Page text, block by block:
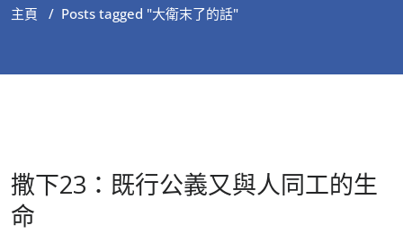
主頁 / Posts tagged "大衛末了的話"
撒下23：既行公義又與人同工的生
命